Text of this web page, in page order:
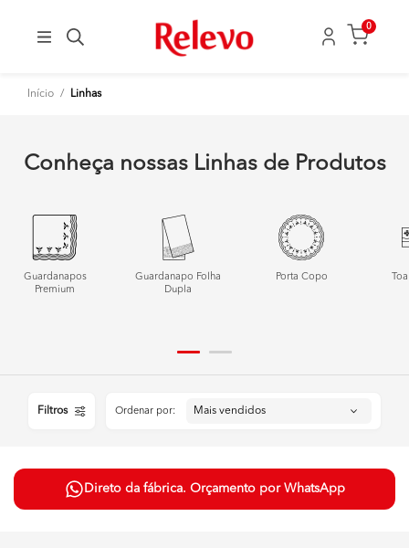
0
Início / Linhas
Conheça nossas Linhas de Produtos
Guardanapos
Premium
Guardanapo Folha
Dupla
Porta Copo
Filtros Ordenar por:
Direto da fábrica. Orçamento por WhatsApp